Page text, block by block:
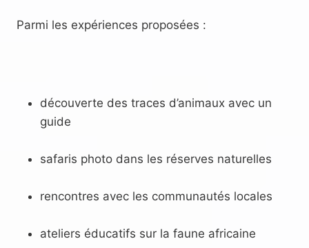
Parmi les expériences proposées :
découverte des traces d’animaux avec un
guide
safaris photo dans les réserves naturelles
rencontres avec les communautés locales
ateliers éducatifs sur la faune africaine